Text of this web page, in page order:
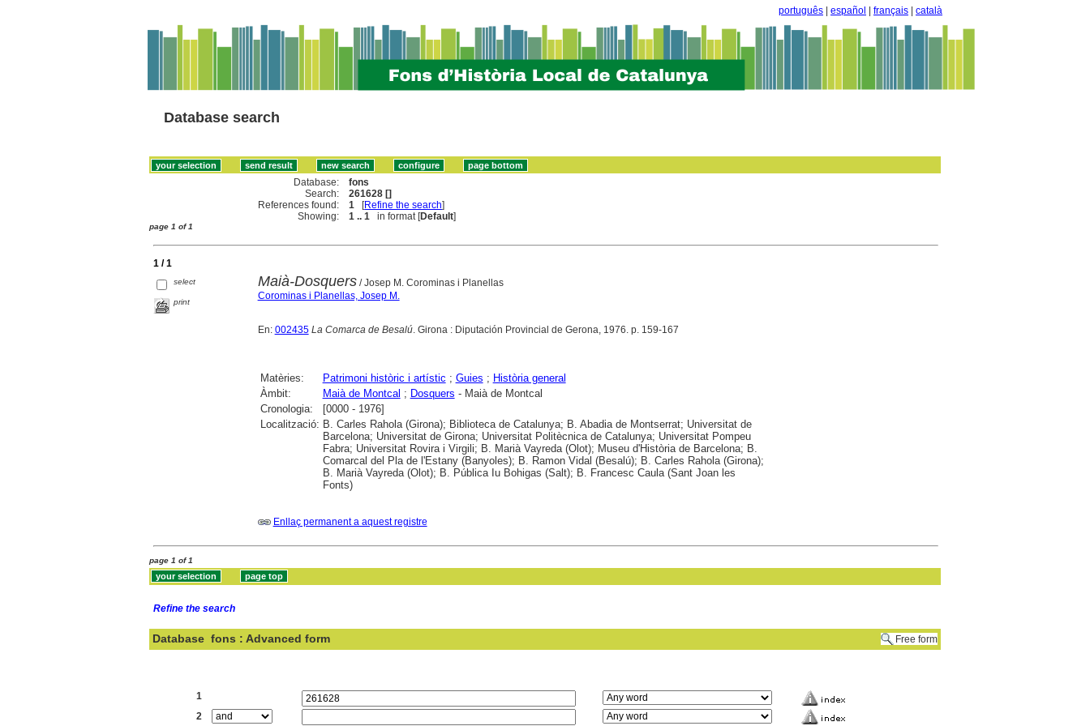
português español français català
Database search
Database:
fons
Search:
261628 []
References found:
1 [Refine the search]
Showing:
1 .. 1 in format [Default]
page 1 of 1
1 / 1
select
print
Maià-Dosquers/ Josep M. Corominas i Planellas
Corominas i Planellas, Josep M.
En: 002435 La Comarca de Besalú. Girona : Diputación Provincial de Gerona, 1976. p. 159-167
Matèries: Patrimoni històric i artístic ; Guies ; Història general
Àmbit:
Maià de Montcal ; Dosquers - Maià de Montcal
Cronologia:
[0000 - 1976]
Localització: B. Carles Rahola (Girona); Biblioteca de Catalunya; B. Abadia de Montserrat; Universitat de
Barcelona; Universitat de Girona; Universitat Politècnica de Catalunya; Universitat Pompeu
Fabra; Universitat Rovira i Virgili; B. Marià Vayreda (Olot); Museu d'Història de Barcelona; B.
Comarcal del Pla de l'Estany (Banyoles); B. Ramon Vidal (Besalú); B. Carles Rahola (Girona);
B. Marià Vayreda (Olot); B. Pública Iu Bohigas (Salt); B. Francesc Caula (Sant Joan les
Fonts)
Enllaç permanent a aquest registre
page 1 of 1
Refine the search
Database fons : Advanced form Free form
1
2